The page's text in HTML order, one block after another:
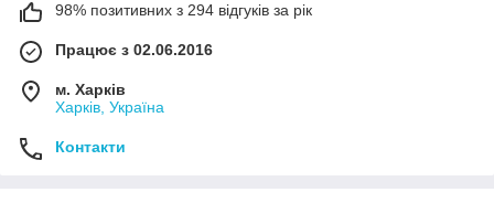
98% позитивних з 294 відгуків за рік
Працює з 02.06.2016
м. Харків
Харків, Україна
Контакти